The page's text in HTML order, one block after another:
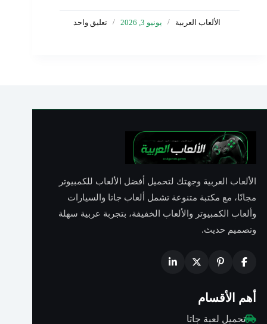
يونيو 2026 تحميل لعبة جاتا 11 للكمبيوتر من ميديا
الألعاب العربية يونيو 3, 2026 تعليق واحد
الألعاب العربية وجهتك لتحميل أفضل الألعاب للكمبيوتر
مجانًا، مع مكتبة متنوعة تشمل ألعاب جاتا والسيارات
وألعاب الكمبيوتر والألعاب الخفيفة، بتجربة عربية سهلة
وتصميم حديث.
أهم الأقسام
تحميل لعبة جاتا